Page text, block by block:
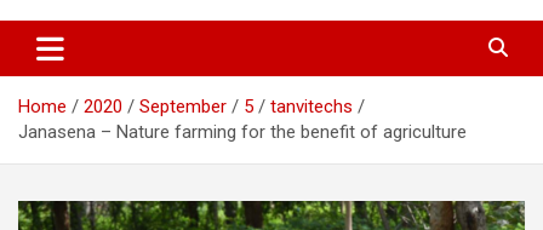
Home 2020 September 5
tanvitechs
Janasena – Nature farming for the benefit of agriculture